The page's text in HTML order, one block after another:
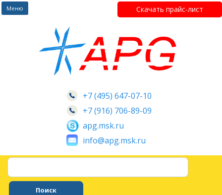
Меню Скачать прайс-лист
+7 (495) 647-07-10
+7 (916) 706-89-09
apg.msk.ru
info@apg.msk.ru